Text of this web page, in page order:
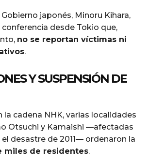
japonés, Minoru Kihara,
desde Tokio que,
no se reportan víctimas ni
.
Y SUSPENSIÓN DE
la cadena NHK, varias localidades
Otsuchi y Kamaishi —afectadas
desastre de 2011— ordenaron la
miles de residentes.